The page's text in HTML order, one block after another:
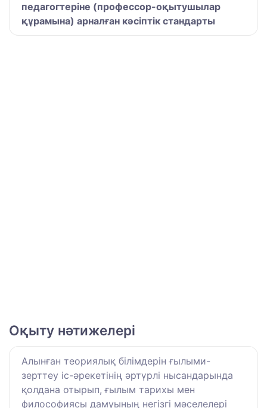
педагогтеріне (профессор-оқытушылар
құрамына) арналған кәсіптік стандарты
Оқыту нәтижелері
Алынған теориялық білімдерін ғылыми-
зерттеу іс-әрекетінің әртүрлі нысандарында
қолдана отырып, ғылым тарихы мен
философиясы дамуының негізгі мәселелері